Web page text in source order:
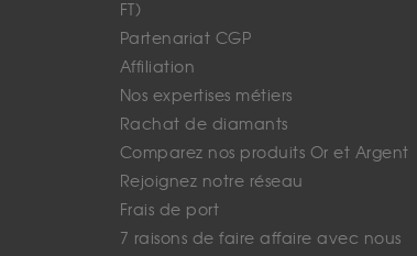
FT)
Partenariat CGP
Affiliation
Nos expertises métiers
Rachat de diamants
Comparez nos produits Or et Argent
Rejoignez notre réseau
Frais de port
7 raisons de faire affaire avec nous